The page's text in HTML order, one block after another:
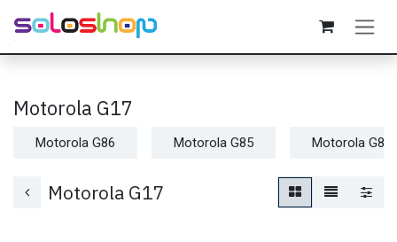
Passa al contenuto
Motorola G17
Motorola G86 Motorola G85 Motorola G84
Motorola G17